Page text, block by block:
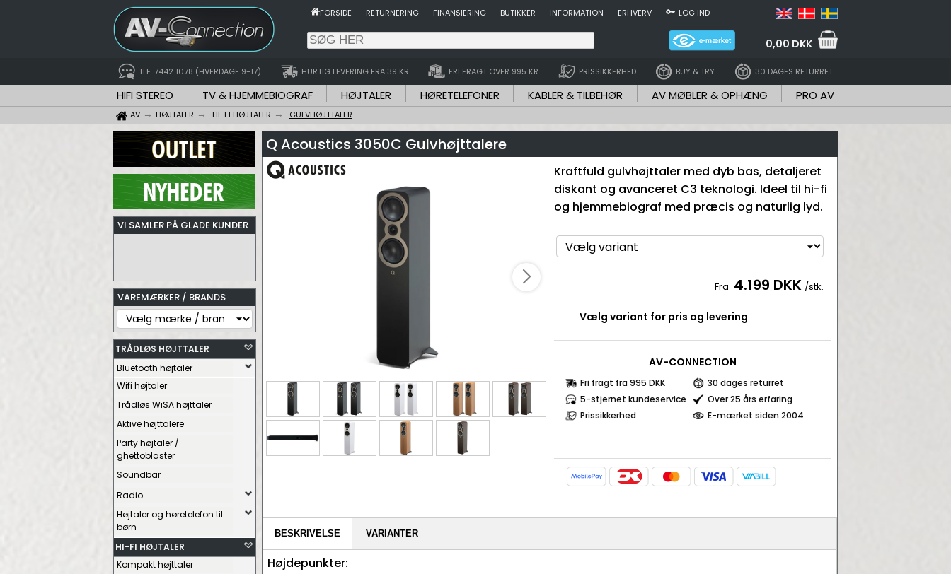
FORSIDE RETURNERING FINANSIERING BUTIKKER INFORMATION ERHVERV LOG IND
0,00 DKK
TLF. 7442 1078 (HVERDAGE 9-17) HURTIG LEVERING FRA 39 KR FRI FRAGT OVER 995 KR PRISSIKKERHED BUY & TRY 30 DAGES RETURRET
HIFI STEREO TV & HJEMMEBIOGRAF HØJTALER HØRETELEFONER KABLER & TILBEHØR AV MØBLER & OPHÆNG PRO AV
AV HØJTALER HI-FI HØJTALER GULVHØJTTALER
VI SAMLER PÅ GLADE KUNDER
VAREMÆRKER / BRANDS
TRÅDLØS HØJTTALER
Bluetooth højtaler
Wifi højtaler
Trådløs WiSA højttaler
Aktive højttalere
Party højtaler /
ghettoblaster
Soundbar
Radio
Højtaler og høretelefon til
børn
HI-FI HØJTALER
Kompakt højttaler
Q Acoustics 3050C Gulvhøjttalere
Kraftfuld gulvhøjttaler med dyb bas, detaljeret
diskant og avanceret C3 teknologi. Ideel til hi-fi
og hjemmebiograf med præcis og naturlig lyd.
Fra 4.199 DKK /stk.
Vælg variant for pris og levering
AV-CONNECTION
Fri fragt fra 995 DKK
30 dages returret
5-stjernet kundeservice
Over 25 års erfaring
Prissikkerhed
E-mærket siden 2004
BESKRIVELSE VARIANTER
Højdepunkter: